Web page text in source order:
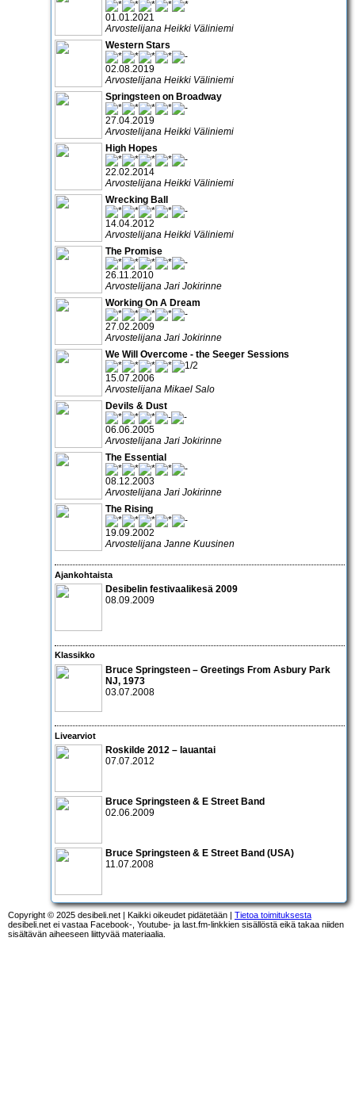
01.01.2021
Arvostelijana Heikki Väliniemi
Western Stars
02.08.2019
Arvostelijana Heikki Väliniemi
Springsteen on Broadway
27.04.2019
Arvostelijana Heikki Väliniemi
High Hopes
22.02.2014
Arvostelijana Heikki Väliniemi
Wrecking Ball
14.04.2012
Arvostelijana Heikki Väliniemi
The Promise
26.11.2010
Arvostelijana Jari Jokirinne
Working On A Dream
27.02.2009
Arvostelijana Jari Jokirinne
We Will Overcome - the Seeger Sessions
15.07.2006
Arvostelijana Mikael Salo
Devils & Dust
06.06.2005
Arvostelijana Jari Jokirinne
The Essential
08.12.2003
Arvostelijana Jari Jokirinne
The Rising
19.09.2002
Arvostelijana Janne Kuusinen
Ajankohtaista
Desibelin festivaalikesä 2009
08.09.2009
Klassikko
Bruce Springsteen – Greetings From Asbury Park
NJ, 1973
03.07.2008
Livearviot
Roskilde 2012 – lauantai
07.07.2012
Bruce Springsteen & E Street Band
02.06.2009
Bruce Springsteen & E Street Band (USA)
11.07.2008
Copyright © 2025 desibeli.net | Kaikki oikeudet pidätetään | Tietoa toimituksesta
desibeli.net ei vastaa Facebook-, Youtube- ja last.fm-linkkien sisällöstä eikä takaa niiden
sisältävän aiheeseen liittyvää materiaalia.